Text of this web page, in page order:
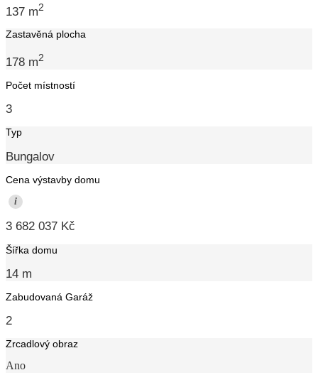
137 m2
Zastavěná plocha
178 m2
Počet místností
3
Typ
Bungalov
Cena výstavby domu
i
3 682 037 Kč
Šířka domu
14 m
Zabudovaná Garáž
2
Zrcadlový obraz
Ano